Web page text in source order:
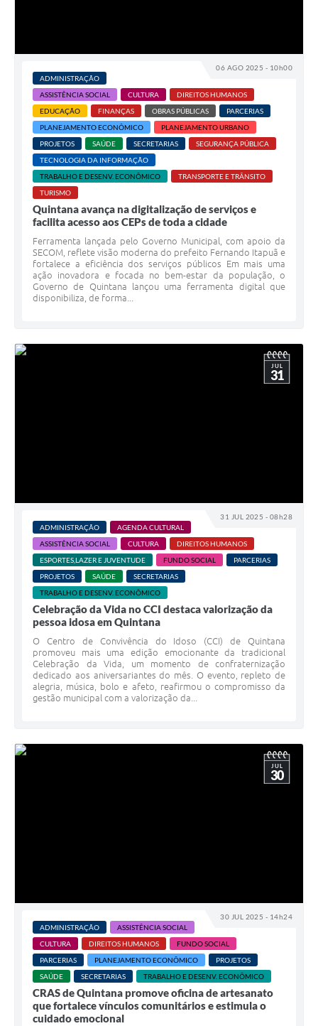
06 AGO 2025 - 10h00
ADMINISTRAÇÃO
ASSISTÊNCIA SOCIAL
CULTURA
DIREITOS HUMANOS
EDUCAÇÃO
FINANÇAS OBRAS PÚBLICAS
PARCERIAS
PLANEJAMENTO ECONÔMICO
PLANEJAMENTO URBANO
PROJETOS
SAÚDE SECRETARIAS
SEGURANÇA PÚBLICA
TECNOLOGIA DA INFORMAÇÃO
TRABALHO E DESENV. ECONÔMICO
TRANSPORTE E TRÂNSITO
TURISMO
Quintana avança na digitalização de serviços e
facilita acesso aos CEPs de toda a cidade
Ferramenta lançada pelo Governo Municipal, com apoio da
SECOM, reflete visão moderna do prefeito Fernando Itapuã e
fortalece a eficiência dos serviços públicos Em mais uma
ação inovadora e focada no bem-estar da população, o
Governo de Quintana lançou uma ferramenta digital que
disponibiliza, de forma...
31 JUL 2025 - 08h28
JUL
31
ADMINISTRAÇÃO
AGENDA CULTURAL
ASSISTÊNCIA SOCIAL
CULTURA
DIREITOS HUMANOS
ESPORTES,LAZER E JUVENTUDE
FUNDO SOCIAL
PARCERIAS
PROJETOS
SAÚDE
SECRETARIAS
TRABALHO E DESENV. ECONÔMICO
Celebração da Vida no CCI destaca valorização da
pessoa idosa em Quintana
O Centro de Convivência do Idoso (CCI) de Quintana
promoveu mais uma edição emocionante da tradicional
Celebração da Vida, um momento de confraternização
dedicado aos aniversariantes do mês. O evento, repleto de
alegria, música, bolo e afeto, reafirmou o compromisso da
gestão municipal com a valorização da...
30 JUL 2025 - 14h24
JUL
30
ADMINISTRAÇÃO
ASSISTÊNCIA SOCIAL
CULTURA
DIREITOS HUMANOS
FUNDO SOCIAL
PARCERIAS
PLANEJAMENTO ECONÔMICO
PROJETOS
SAÚDE
SECRETARIAS TRABALHO E DESENV. ECONÔMICO
CRAS de Quintana promove oficina de artesanato
que fortalece vínculos comunitários e estimula o
cuidado emocional